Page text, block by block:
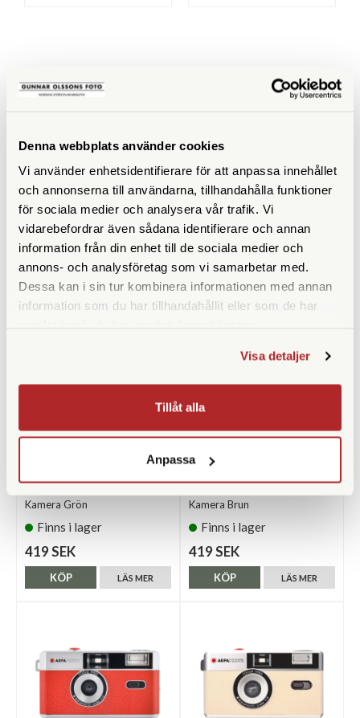
Denna webbplats använder cookies
Vi använder enhetsidentifierare för att anpassa innehållet
och annonserna till användarna, tillhandahålla funktioner
för sociala medier och analysera vår trafik. Vi
vidarebefordrar även sådana identifierare och annan
information från din enhet till de sociala medier och
annons- och analysföretag som vi samarbetar med.
Dessa kan i sin tur kombinera informationen med annan
information som du har tillhandahållit eller som de har
Visa detaljer
Tillåt alla
Anpassa
SPECIFIKATIONER
Filmtyp Svartvit
ANDRA KÖPTE ÄVEN
Kamera Grön
Finns i lager
419 SEK
LÄS MER
KÖP
AgfaPhoto
Kamera Brun
Finns i lager
419 SEK
LÄS MER
KÖP